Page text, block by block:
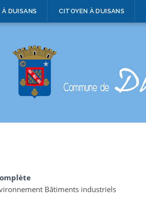
À DUISANS CITOYEN À DUISANS
Bâtiments industriels